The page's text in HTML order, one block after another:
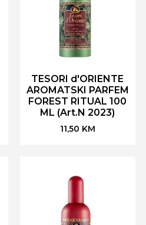
TESORI d'ORIENTE
AROMATSKI PARFEM
FOREST RITUAL 100
ML (Art.N 2023)
11,50 KM